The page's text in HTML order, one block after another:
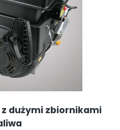
z dużymi zbiornikami